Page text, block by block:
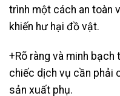
trình một cách an toàn
khiến hư hại đồ vật.
+Rõ ràng và minh
chiếc dịch vụ cần phải
sản xuất phụ.